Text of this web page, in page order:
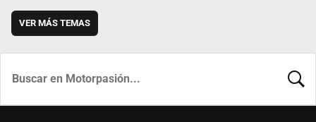
VER MÁS TEMAS